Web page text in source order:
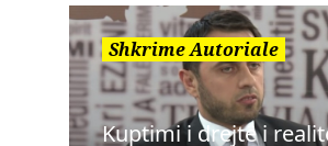
Shkrime Autoriale
Kuptimi i drejtë i